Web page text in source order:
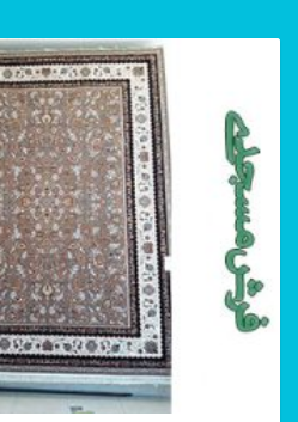
محصول
مختلفی
باشد.
گزینه
ها